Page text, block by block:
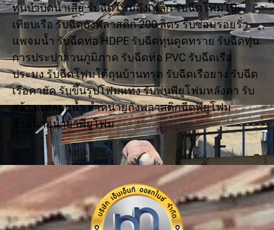
ทุ่นบำบัดน้ำเสีย รับฉีดโฟมถังเหล็ก รับฉีดโฟมโป๊ะ
เทียบเรือ รับฉีดถังพลาสติก 200 ลิตร รับซ่อมรอยรั่ว
แพจมน้ำ รับฉีดท่อ HDPE รับฉีดทุ่นดูดทราย รับฉีดทุ่น
การประปาส่วนภูมิภาค รับฉีดท่อ PVC รับฉีดเรือ
ประมง รับฉีดโฟมใต้ถุนบ้านทรุด รับฉีดเรือยาง รับฉีด
เรือคายัค รับขึ้นรูปโฟมแท่ง รับพ่นพียูโฟมหลังคา รับ
สร้างแพลอยน้ำ จำหน่ายถังพลาสติกฉีดพียูโฟม
จำหน่ายน้ำยาพียูโฟม